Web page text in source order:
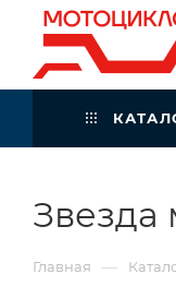
Звезда
Главная —